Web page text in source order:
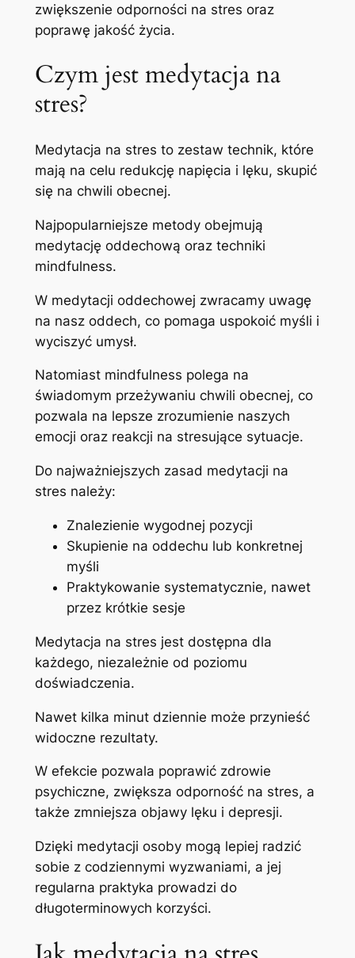
zwiększenie odporności na stres oraz
poprawę jakość życia.
Czym jest medytacja na
stres?
Medytacja na stres to zestaw technik, które
mają na celu redukcję napięcia i lęku, skupić
się na chwili obecnej.
Najpopularniejsze metody obejmują
medytację oddechową oraz techniki
mindfulness.
W medytacji oddechowej zwracamy uwagę
na nasz oddech, co pomaga uspokoić myśli i
wyciszyć umysł.
Natomiast mindfulness polega na
świadomym przeżywaniu chwili obecnej, co
pozwala na lepsze zrozumienie naszych
emocji oraz reakcji na stresujące sytuacje.
Do najważniejszych zasad medytacji na
stres należy:
Znalezienie wygodnej pozycji
Skupienie na oddechu lub konkretnej
myśli
Praktykowanie systematycznie, nawet
przez krótkie sesje
Medytacja na stres jest dostępna dla
każdego, niezależnie od poziomu
doświadczenia.
Nawet kilka minut dziennie może przynieść
widoczne rezultaty.
W efekcie pozwala poprawić zdrowie
psychiczne, zwiększa odporność na stres, a
także zmniejsza objawy lęku i depresji.
Dzięki medytacji osoby mogą lepiej radzić
sobie z codziennymi wyzwaniami, a jej
regularna praktyka prowadzi do
długoterminowych korzyści.